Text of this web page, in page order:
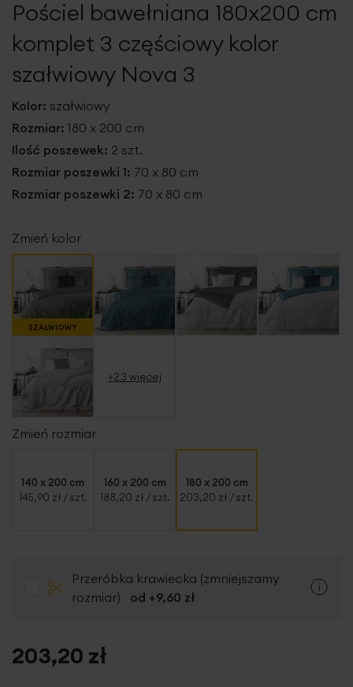
galeriiPościel bawełniana 180x200 cm
komplet 3 częściowy kolor
szałwiowy Nova 3
Kolor: szałwiowy
Rozmiar: 180 x 200 cm
Ilość poszewek: 2 szt.
Rozmiar poszewki 1: 70 x 80 cm
Rozmiar poszewki 2: 70 x 80 cm
Zmień kolor
SZAŁWIOWY
+23 więcej
Zmień rozmiar
140 x 200 cm
145,90 zł / szt.
160 x 200 cm
188,20 zł / szt.
180 x 200 cm
203,20 zł / szt.
Przeróbka krawiecka (zmniejszamy
rozmiar)
od +9,60 zł
203,20 zł